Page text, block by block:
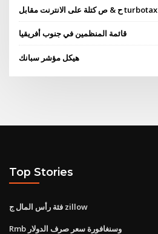
ح & ص كتلة على الانترنت مقابل turbotax
قائمة المنظمين في جنوب أفريقيا
هيكل مؤشر سبانك
Top Stories
فئة رأس المال ج zillow
Rmb وسنغافورة سعر صرف الدولار